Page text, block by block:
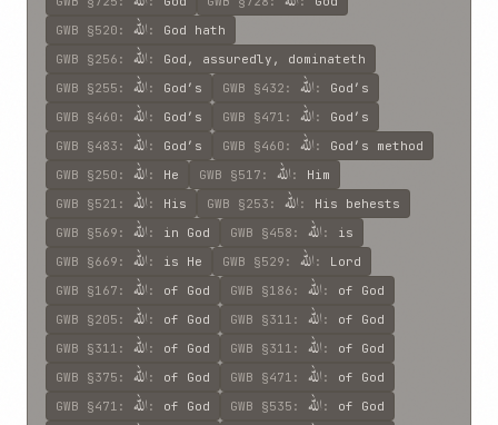
GWB §520 : الله : God hath
GWB §256 : الله : God, assuredly, dominateth
GWB §255 : الله : God’s GWB §432 : الله : God’s
GWB §460 : الله : God’s GWB §471 : الله : God’s
GWB §483 : الله : God’s GWB §460 : الله : God’s method
GWB §250 : الله : He GWB §517 : الله : Him
GWB §521 : الله : His GWB §253 : الله : His behests
GWB §569 : الله : in God GWB §458 : الله : is
GWB §669 : الله : is He GWB §529 : الله : Lord
GWB §167 : الله : of God GWB §186 : الله : of God
GWB §205 : الله : of God GWB §311 : الله : of God
GWB §311 : الله : of God GWB §311 : الله : of God
GWB §375 : الله : of God GWB §471 : الله : of God
GWB §471 : الله : of God GWB §535 : الله : of God